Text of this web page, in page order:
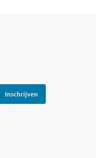
Inschrijven